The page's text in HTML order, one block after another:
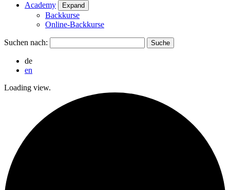
Academy
Expand
Backkurse
Online-Backkurse
Suchen nach:
de
en
Loading view.